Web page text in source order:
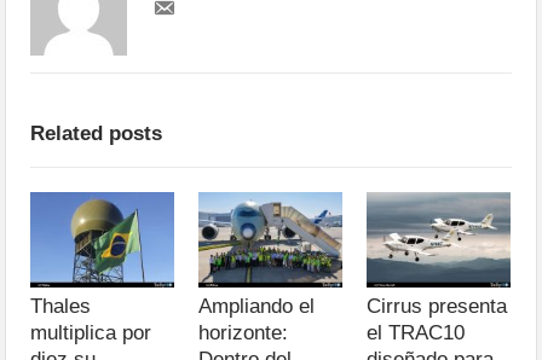
Related posts
Thales
multiplica por
Ampliando el
horizonte:
Cirrus presenta
el TRAC10